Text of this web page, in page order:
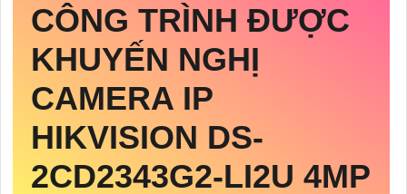
CÔNG TRÌNH ĐƯỢC
KHUYẾN NGHỊ
CAMERA IP
HIKVISION DS-
2CD2343G2-LI2U 4MP